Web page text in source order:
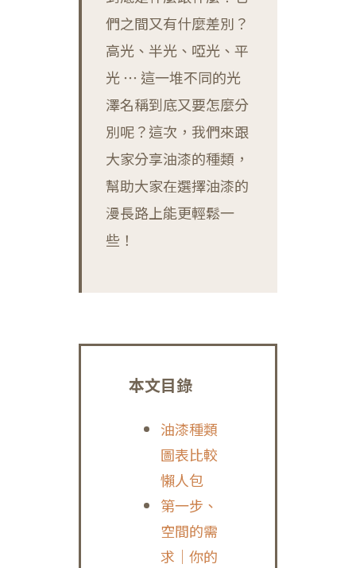
們之間又有什麼差別？
高光、半光、啞光、平
光 ⋯ 這一堆不同的光
澤名稱到底又要怎麼分
別呢？這次，我們來跟
大家分享油漆的種類，
幫助大家在選擇油漆的
漫長路上能更輕鬆一
些！
本文目錄
油漆種類
圖表比較
懶人包
第一步、
空間的需
求｜你的